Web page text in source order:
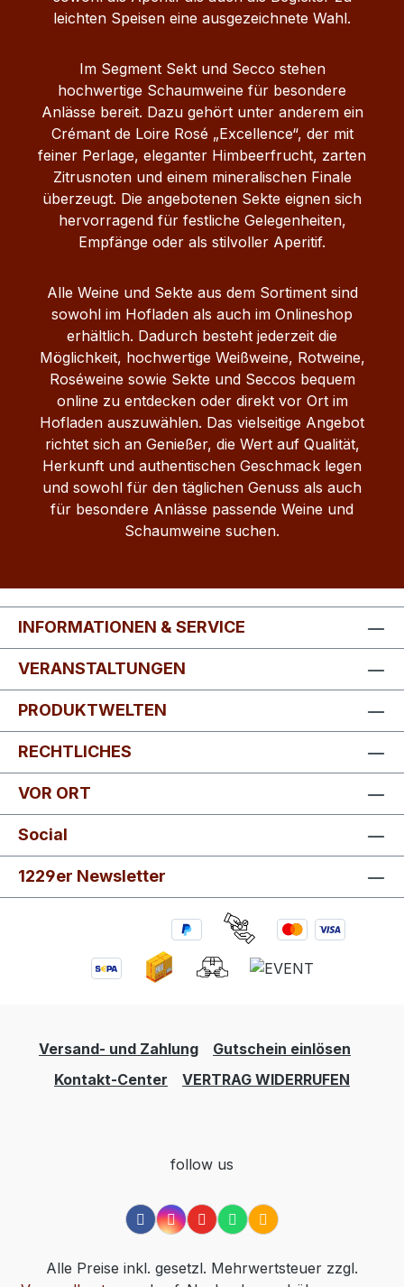
leichten Speisen eine ausgezeichnete Wahl.
Im Segment Sekt und Secco stehen
hochwertige Schaumweine für besondere
Anlässe bereit. Dazu gehört unter anderem ein
Crémant de Loire Rosé „Excellence“, der mit
feiner Perlage, eleganter Himbeerfrucht, zarten
Zitrusnoten und einem mineralischen Finale
überzeugt. Die angebotenen Sekte eignen sich
hervorragend für festliche Gelegenheiten,
Empfänge oder als stilvoller Aperitif.
Alle Weine und Sekte aus dem Sortiment sind
sowohl im Hofladen als auch im Onlineshop
erhältlich. Dadurch besteht jederzeit die
Möglichkeit, hochwertige Weißweine, Rotweine,
Roséweine sowie Sekte und Seccos bequem
online zu entdecken oder direkt vor Ort im
Hofladen auszuwählen. Das vielseitige Angebot
richtet sich an Genießer, die Wert auf Qualität,
Herkunft und authentischen Geschmack legen
und sowohl für den täglichen Genuss als auch
für besondere Anlässe passende Weine und
Schaumweine suchen.
INFORMATIONEN & SERVICE
VERANSTALTUNGEN
PRODUKTWELTEN
RECHTLICHES
VOR ORT
Social
1229er Newsletter
Versand- und Zahlung
Gutschein einlösen
Kontakt-Center
VERTRAG WIDERRUFEN
follow us
Alle Preise inkl. gesetzl. Mehrwertsteuer zzgl.